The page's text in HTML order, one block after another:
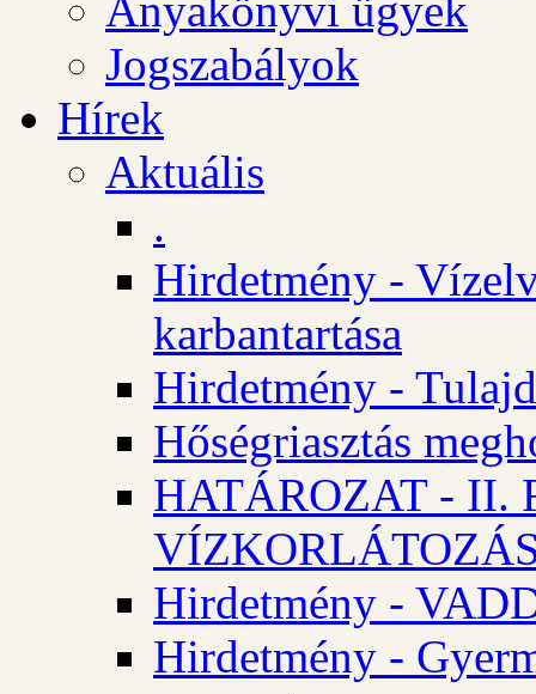
Anyakönyvi ügyek
Jogszabályok
Hírek
Aktuális
.
Hirdetmény -
karbantartása
Hirdetmény -
Hőségriasztás
HATÁROZAT - II.
Hirdetmény -
Hirdetmény -